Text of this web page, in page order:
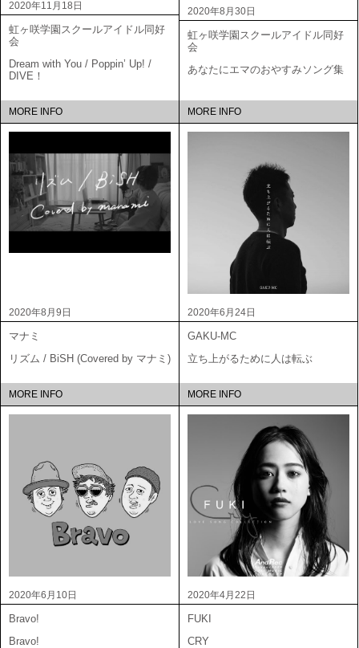
2020年11月18日
虹ヶ咲学園スクールアイドル同好
会
Dream with You / Poppin’ Up! /
DIVE！
MORE INFO
2020年8月30日
虹ヶ咲学園スクールアイドル同好
会
あなたにエマのおやすみソング集
MORE INFO
2020年8月9日
マナミ
リズム / BiSH (Covered by マナミ)
MORE INFO
2020年6月24日
GAKU-MC
立ち上がるために人は転ぶ
MORE INFO
2020年6月10日
Bravo!
Bravo!
2020年4月22日
FUKI
CRY